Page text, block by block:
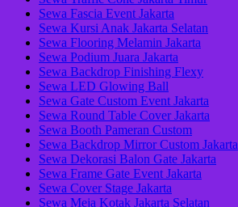
Sewa Fascia Event Jakarta
Sewa Kursi Anak Jakarta Selatan
Sewa Flooring Melamin Jakarta
Sewa Podium Juara Jakarta
Sewa Backdrop Finishing Flexy
Sewa LED Glowing Ball
Sewa Gate Custom Event Jakarta
Sewa Round Table Cover Jakarta
Sewa Booth Pameran Custom
Sewa Backdrop Mirror Custom Jakarta
Sewa Dekorasi Balon Gate Jakarta
Sewa Frame Gate Event Jakarta
Sewa Cover Stage Jakarta
Sewa Meja Kotak Jakarta Selatan